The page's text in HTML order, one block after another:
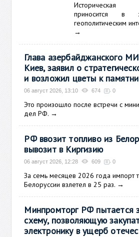
Историческая
приносится в
геополитическим
→
Глава азербайджанского
Киев, заявил о
и возложил цветы к
06 август 2026, 13:10 674 0
Это произошло после встречи с
дел РФ. →
РФ ввозит топливо из
вывозит в Киргизию
06 август 2026, 12:28 609 0
За семь месяцев 2026 года импорт
Белоруссии взлетел в 25 раз. →
Минпромторг РФ пытается
схему, позволяющую
электронику в ущерб